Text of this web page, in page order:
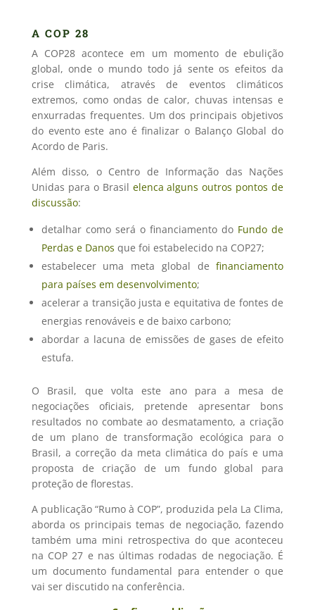
A COP 28
A COP28 acontece em um momento de ebulição
global, onde o mundo todo já sente os efeitos da
crise climática, através de eventos climáticos
extremos, como ondas de calor, chuvas intensas e
enxurradas frequentes. Um dos principais objetivos
do evento este ano é finalizar o Balanço Global do
Acordo de Paris.
Além disso, o Centro de Informação das Nações
Unidas para o Brasil elenca alguns outros pontos de
discussão:
detalhar como será o financiamento do Fundo de
Perdas e Danos que foi estabelecido na COP27;
estabelecer uma meta global de financiamento
para países em desenvolvimento;
acelerar a transição justa e equitativa de fontes de
energias renováveis e de baixo carbono;
abordar a lacuna de emissões de gases de efeito
estufa.
O Brasil, que volta este ano para a mesa de
negociações oficiais, pretende apresentar bons
resultados no combate ao desmatamento, a criação
de um plano de transformação ecológica para o
Brasil, a correção da meta climática do país e uma
proposta de criação de um fundo global para
proteção de florestas.
A publicação “Rumo à COP”, produzida pela La Clima,
aborda os principais temas de negociação, fazendo
também uma mini retrospectiva do que aconteceu
na COP 27 e nas últimas rodadas de negociação. É
um documento fundamental para entender o que
vai ser discutido na conferência.